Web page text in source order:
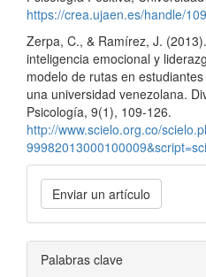
https://crea.ujaen.es/handle/
Zerpa, C., & Ramírez, J.
inteligencia emocional y
modelo de rutas en
una universidad venezolana.
Psicología, 9(1), 109-126.
http://www.scielo.org.co/
Enviar
un
artículo
Enviar un artículo
Palabras clave